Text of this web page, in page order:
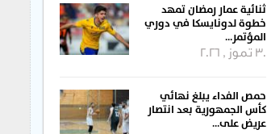
ثنائية عمار رمضان تمهد
خطوة لدونايسكا في دوري
المؤتمر…
30 تموز , 2026
حمص الفداء يبلغ نهائي
كأس الجمهورية بعد انتصار
عريض على…